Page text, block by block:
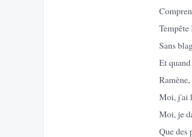
Sans
Et
Moi, j'ai
Moi, je
Que des